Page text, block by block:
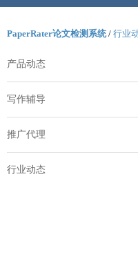
PaperRater论文检测系统/ 行业
产品动态
写作辅导
推广代理
行业动态